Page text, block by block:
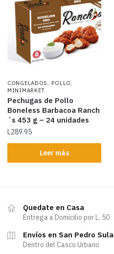
CONGELADOS , POLLO ,
MINIMARKET
Pechugas de Pollo
Boneless Barbacoa Ranch
´s 453 g – 24 unidades
L289.95
Leer más
Quedate en Casa
Entrega a Domicilio por L. 50
Envíos en San Pedro Sula
Dentro del Casco Urbano